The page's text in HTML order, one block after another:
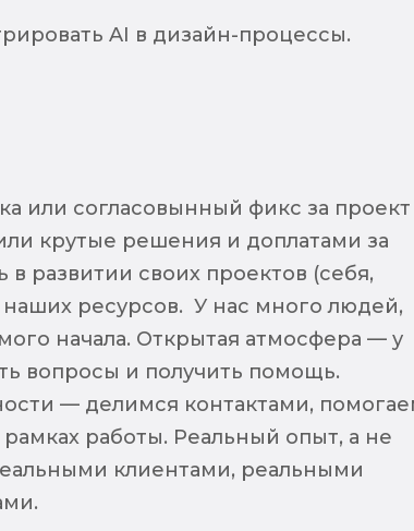
AI в дизайн-процессы.
или согласовынный фикс за проект
крутые решения и доплатами за
развитии своих проектов (себя,
наших ресурсов. У нас много людей,
начала. Открытая атмосфера — у
вопросы и получить помощь.
— делимся контактами,
работы. Реальный опыт, а не
клиентами, реальными